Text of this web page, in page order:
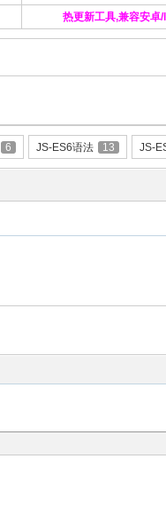
热更新工具,兼容安卓
6 JS-ES6语法 13 JS-